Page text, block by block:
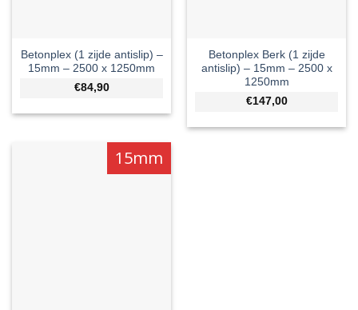
Betonplex (1 zijde antislip) –
15mm – 2500 x 1250mm
€84,90
Betonplex Berk (1 zijde
antislip) – 15mm – 2500 x
1250mm
€147,00
15mm